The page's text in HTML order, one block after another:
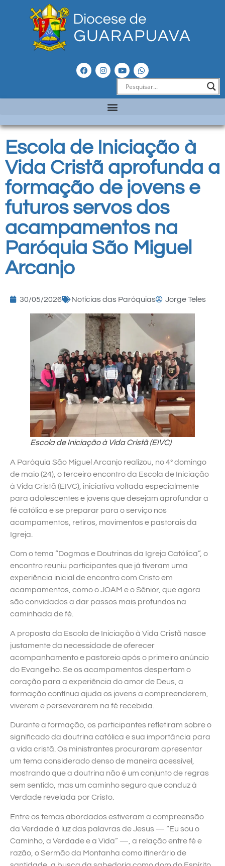
Escola de Iniciação à
Vida Cristã aprofunda a
formação de jovens e
futuros servos dos
acampamentos na
Paróquia São Miguel
Arcanjo
30/05/2026 Notícias das Paróquias Jorge Teles
Escola de Iniciação à Vida Cristã (EIVC)
A Paróquia São Miguel Arcanjo realizou, no 4° domingo
de maio (24), o terceiro encontro da Escola de Iniciação
à Vida Cristã (EIVC), iniciativa voltada especialmente
para adolescentes e jovens que desejam aprofundar a
fé católica e se preparar para o serviço nos
acampamentos, retiros, movimentos e pastorais da
Igreja.
Com o tema “Dogmas e Doutrinas da Igreja Católica”, o
encontro reuniu participantes que já tiveram uma
experiência inicial de encontro com Cristo em
acampamentos, como o JOAM e o Sênior, que agora
são convidados a dar passos mais profundos na
caminhada de fé.
A proposta da Escola de Iniciação à Vida Cristã nasce
justamente da necessidade de oferecer
acompanhamento e pastoreio após o primeiro anúncio
do Evangelho. Se os acampamentos despertam o
coração para a experiência do amor de Deus, a
formação contínua ajuda os jovens a compreenderem,
viverem e perseverarem na fé recebida.
Durante a formação, os participantes refletiram sobre o
significado da doutrina católica e sua importância para
a vida cristã. Os ministrantes procuraram apresentar
um tema considerado denso de maneira acessível,
mostrando que a doutrina não é um conjunto de regras
sem sentido, mas um caminho seguro que conduz à
Verdade revelada por Cristo.
Entre os temas abordados estiveram a compreensão
da Verdade à luz das palavras de Jesus — “Eu sou o
Caminho, a Verdade e a Vida” —, a relação entre fé e
razão, o Sermão da Montanha como itinerário de